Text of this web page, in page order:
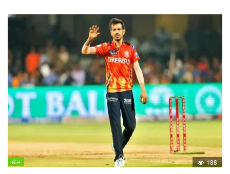
खेल 188